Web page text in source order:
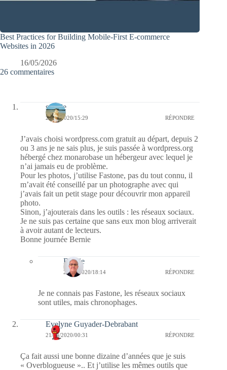
Best Practices for Building Mobile-First E-commerce
Websites in 2026
16/05/2026
26 commentaires
sophie
22/04/2020/15:29 RÉPONDRE
J’avais choisi wordpress.com gratuit au départ, depuis 2
ou 3 ans je ne sais plus, je suis passée à wordpress.org
hébergé chez monarobase un hébergeur avec lequel je
n’ai jamais eu de problème.
Pour les photos, j’utilise Fastone, pas du tout connu, il
m’avait été conseillé par un photographe avec qui
j’avais fait un petit stage pour découvrir mon appareil
photo.
Sinon, j’ajouterais dans les outils : les réseaux sociaux.
Je ne suis pas certaine que sans eux mon blog arriverait
à avoir autant de lecteurs.
Bonne journée Bernie
Bernie
22/04/2020/18:14 RÉPONDRE
Je ne connais pas Fastone, les réseaux sociaux
sont utiles, mais chronophages.
Evelyne Guyader-Debrabant
21/04/2020/00:31 RÉPONDRE
Ça fait aussi une bonne dizaine d’années que je suis
« Overblogueuse ».. Et j’utilise les mêmes outils que